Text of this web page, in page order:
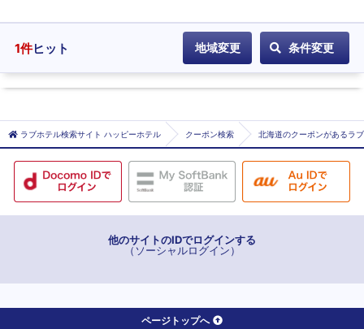
1件ヒット 地域変更 条件変更
ラブホテル検索サイト ハッピーホテル クーポン検索 北海道のクーポンがあるラ
他のサイトのIDでログインする
（ソーシャルログイン）
ページトップへ